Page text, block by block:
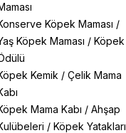
Köpek Maması /
Köpek Maması /Köpek
Kemik /Çelik Mama
Mama Kabı /Ahşap
/Köpek Yatakları